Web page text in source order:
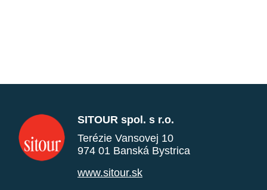
SITOUR spol. s r.o.
Terézie Vansovej 10
974 01 Banská Bystrica
www.sitour.sk